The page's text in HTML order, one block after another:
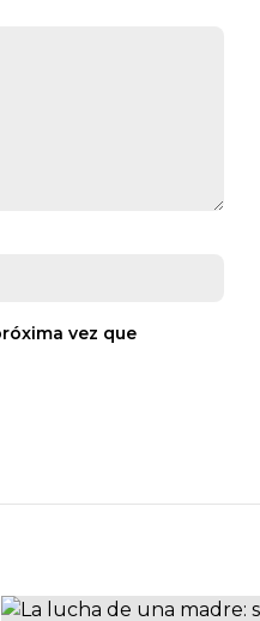
vez que